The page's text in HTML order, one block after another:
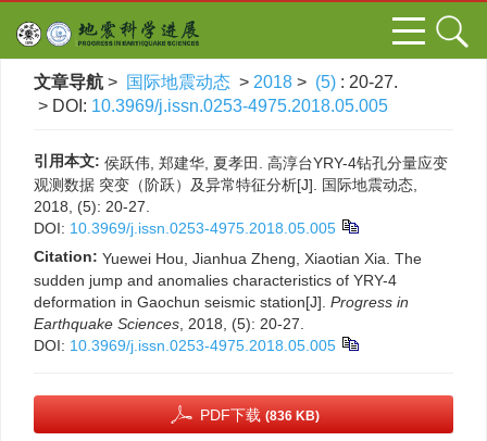
文章导航 > 国际地震动态 > 2018 > (5) : 20-27.
> DOI: 10.3969/j.issn.0253-4975.2018.05.005
引用本文: 侯跃伟, 郑建华, 夏孝田. 高淳台YRY-4钻孔分量应变
观测数据 突变（阶跃）及异常特征分析[J]. 国际地震动态,
2018, (5): 20-27.
DOI: 10.3969/j.issn.0253-4975.2018.05.005
Citation: Yuewei Hou, Jianhua Zheng, Xiaotian Xia. The
sudden jump and anomalies characteristics of YRY-4
deformation in Gaochun seismic station[J]. Progress in
Earthquake Sciences , 2018, (5): 20-27.
DOI: 10.3969/j.issn.0253-4975.2018.05.005
PDF下载 (836 KB)